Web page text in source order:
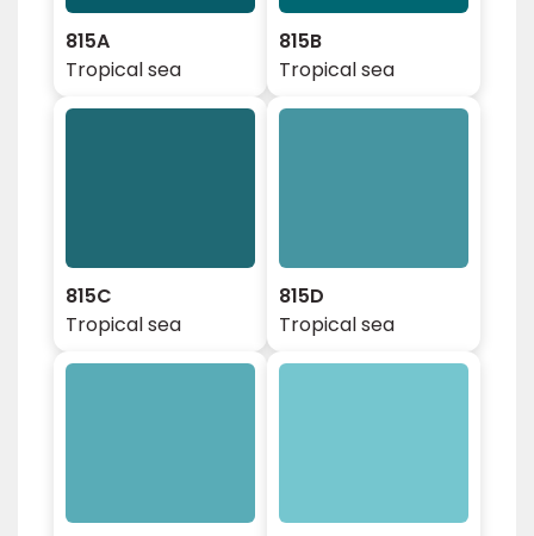
815A
Tropical sea
815B
Tropical sea
815C
Tropical sea
815D
Tropical sea